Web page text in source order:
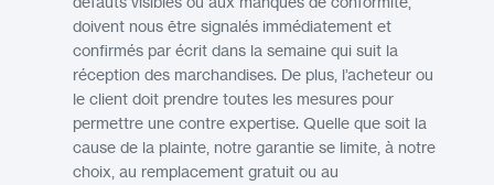
doivent nous être signalés immédiatement et
confirmés par écrit dans la semaine qui suit la
réception des marchandises. De plus, l’acheteur ou
le client doit prendre toutes les mesures pour
permettre une contre expertise. Quelle que soit la
cause de la plainte, notre garantie se limite, à notre
choix, au remplacement gratuit ou au